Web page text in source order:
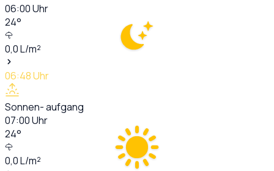
06:00Uhr
24°
0,0L/m²
06:48Uhr
Sonnen- aufgang
07:00Uhr
24°
0,0L/m²